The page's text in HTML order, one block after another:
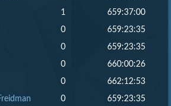
1 659:37:00
0 659:23:35
0 659:23:35
0 660:00:26
0 662:12:53
0 659:23:35